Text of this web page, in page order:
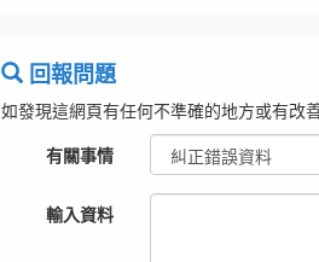
回報問題
如發現這網頁有任何不準確的地方或有改
有關事情
輸入資料